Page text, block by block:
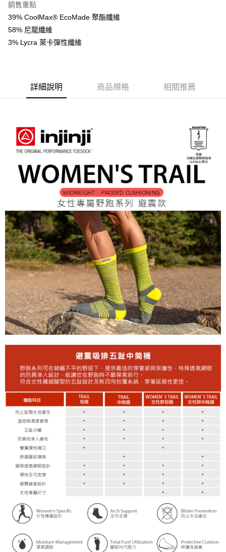
２．訂單成立數日內，您將收到繳費通知簡訊。
３．收到繳費通知簡訊後14天內，點擊此簡訊中的連結，可透過四大超商／
ATM／網路銀行／等多元方式進行付款，方視為交易完成。
※ 請注意：結帳手續完成當下不需立刻繳費，但若您需要取消訂單，請聯絡
購買商品的店家。未經商家同意取消之訂單仍視為有效，需透過AFTEE先享
【注意事項】
權轉讓予恩沛科技股份有限公司。
２．關於個人資料處理事宜，請瀏覽以下網址：
https://aftee.tw/terms/#terms3
３．未成年的使用者請事先徵得法定代理人或監護人之同意方可使用
「AFTEE先享後付」，若未經同意申辦者引起之損失，本公司不負相關責
任。
４．使用「AFTEE先享後付」時，將依據個別帳號之用戶狀況，依本公司即
時審查核予不同之上限額度；若仍有額度不足之情形，本公司將視審查結果
請求用戶進行身份認證。
５．嚴禁一人註冊多個帳號或使用他人資訊註冊。若發現惡意使用之情形，
恩沛科技股份有限公司將有權停止該用戶之使用額度並採取法律行動。
萊爾富取貨付款
每筆NT$60，滿NT$799(含以上)免運費
付款後7-11取貨
每筆NT$60，滿NT$799(含以上)免運費
每筆NT$70，滿NT$799(含以上)免運費
銷售重點
39% CoolMax® EcoMade 聚酯纖維
58% 尼龍纖維
3% Lycra 萊卡彈性纖維
詳細說明 商品規格 相關推薦